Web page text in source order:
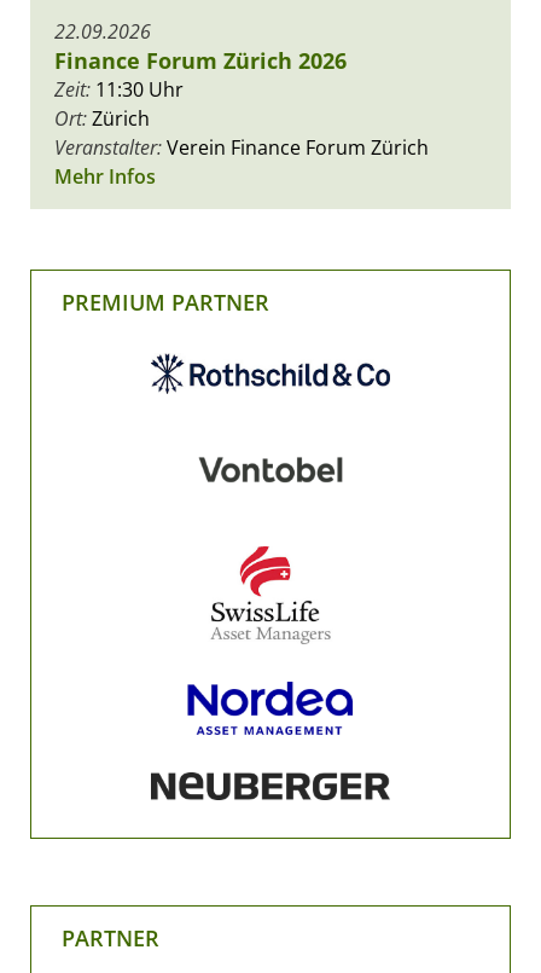
22.09.2026
Finance Forum Zürich 2026
Zeit: 11:30 Uhr
Ort:Zürich
Veranstalter:Verein Finance Forum Zürich
Mehr Infos
PREMIUM PARTNER
PARTNER